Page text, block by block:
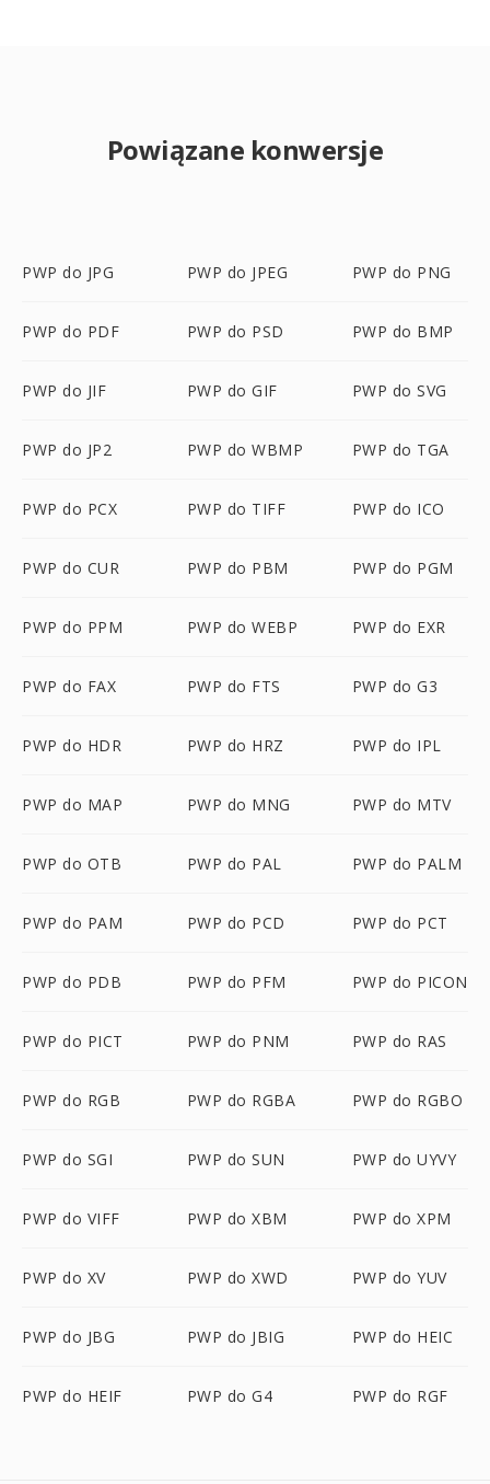
Powiązane konwersje
PWP do JPG PWP do JPEG PWP do PNG
PWP do PDF PWP do PSD PWP do BMP
PWP do JIF PWP do GIF PWP do SVG
PWP do JP2 PWP do WBMP PWP do TGA
PWP do PCX PWP do TIFF PWP do ICO
PWP do CUR PWP do PBM PWP do PGM
PWP do PPM PWP do WEBP PWP do EXR
PWP do FAX PWP do FTS PWP do G3
PWP do HDR PWP do HRZ PWP do IPL
PWP do MAP PWP do MNG PWP do MTV
PWP do OTB PWP do PAL PWP do PALM
PWP do PAM PWP do PCD PWP do PCT
PWP do PDB PWP do PFM PWP do PICON
PWP do PICT PWP do PNM PWP do RAS
PWP do RGB PWP do RGBA PWP do RGBO
PWP do SGI PWP do SUN PWP do UYVY
PWP do VIFF PWP do XBM PWP do XPM
PWP do XV PWP do XWD PWP do YUV
PWP do JBG PWP do JBIG PWP do HEIC
PWP do HEIF PWP do G4 PWP do RGF